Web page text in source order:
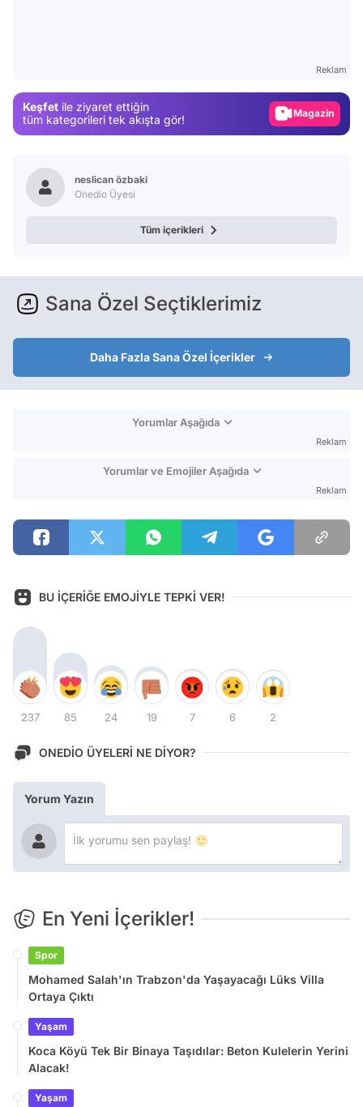
Reklam
Keşfet ile ziyaret ettiğin
tüm kategorileri tek akışta gör!
Video
neslican özbaki
Onedio Üyesi
Tüm içerikleri
Sana Özel Seçtiklerimiz
Daha Fazla Sana Özel İçerikler
Yorumlar Aşağıda
Reklam
Yorumlar ve Emojiler Aşağıda
Reklam
BU İÇERİĞE EMOJİYLE TEPKİ VER!
237 85 24 19 7 6 2
ONEDİO ÜYELERİ NE DİYOR?
Yorum Yazın
En Yeni İçerikler!
Spor
Mohamed Salah'ın Trabzon'da Yaşayacağı Lüks Villa
Ortaya Çıktı
Yaşam
Koca Köyü Tek Bir Binaya Taşıdılar: Beton Kulelerin Yerini
Alacak!
Yaşam